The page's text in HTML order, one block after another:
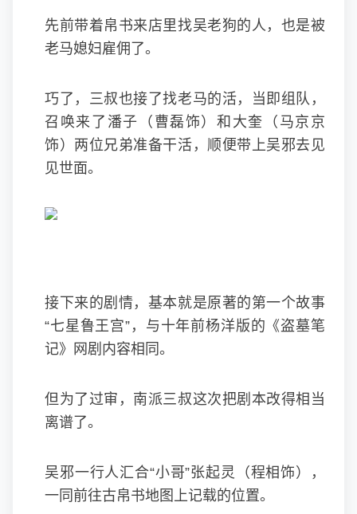
先前带着帛书来店里找吴老狗的人，也是被
老马媳妇雇佣了。
巧了，三叔也接了找老马的活，当即组队，
召唤来了潘子（曹磊饰）和大奎（马京京
饰）两位兄弟准备干活，顺便带上吴邪去见
见世面。
接下来的剧情，基本就是原著的第一个故事
“七星鲁王宫”，与十年前杨洋版的《盗墓笔
记》网剧内容相同。
但为了过审，南派三叔这次把剧本改得相当
离谱了。
吴邪一行人汇合“小哥”张起灵（程相饰），
一同前往古帛书地图上记载的位置。